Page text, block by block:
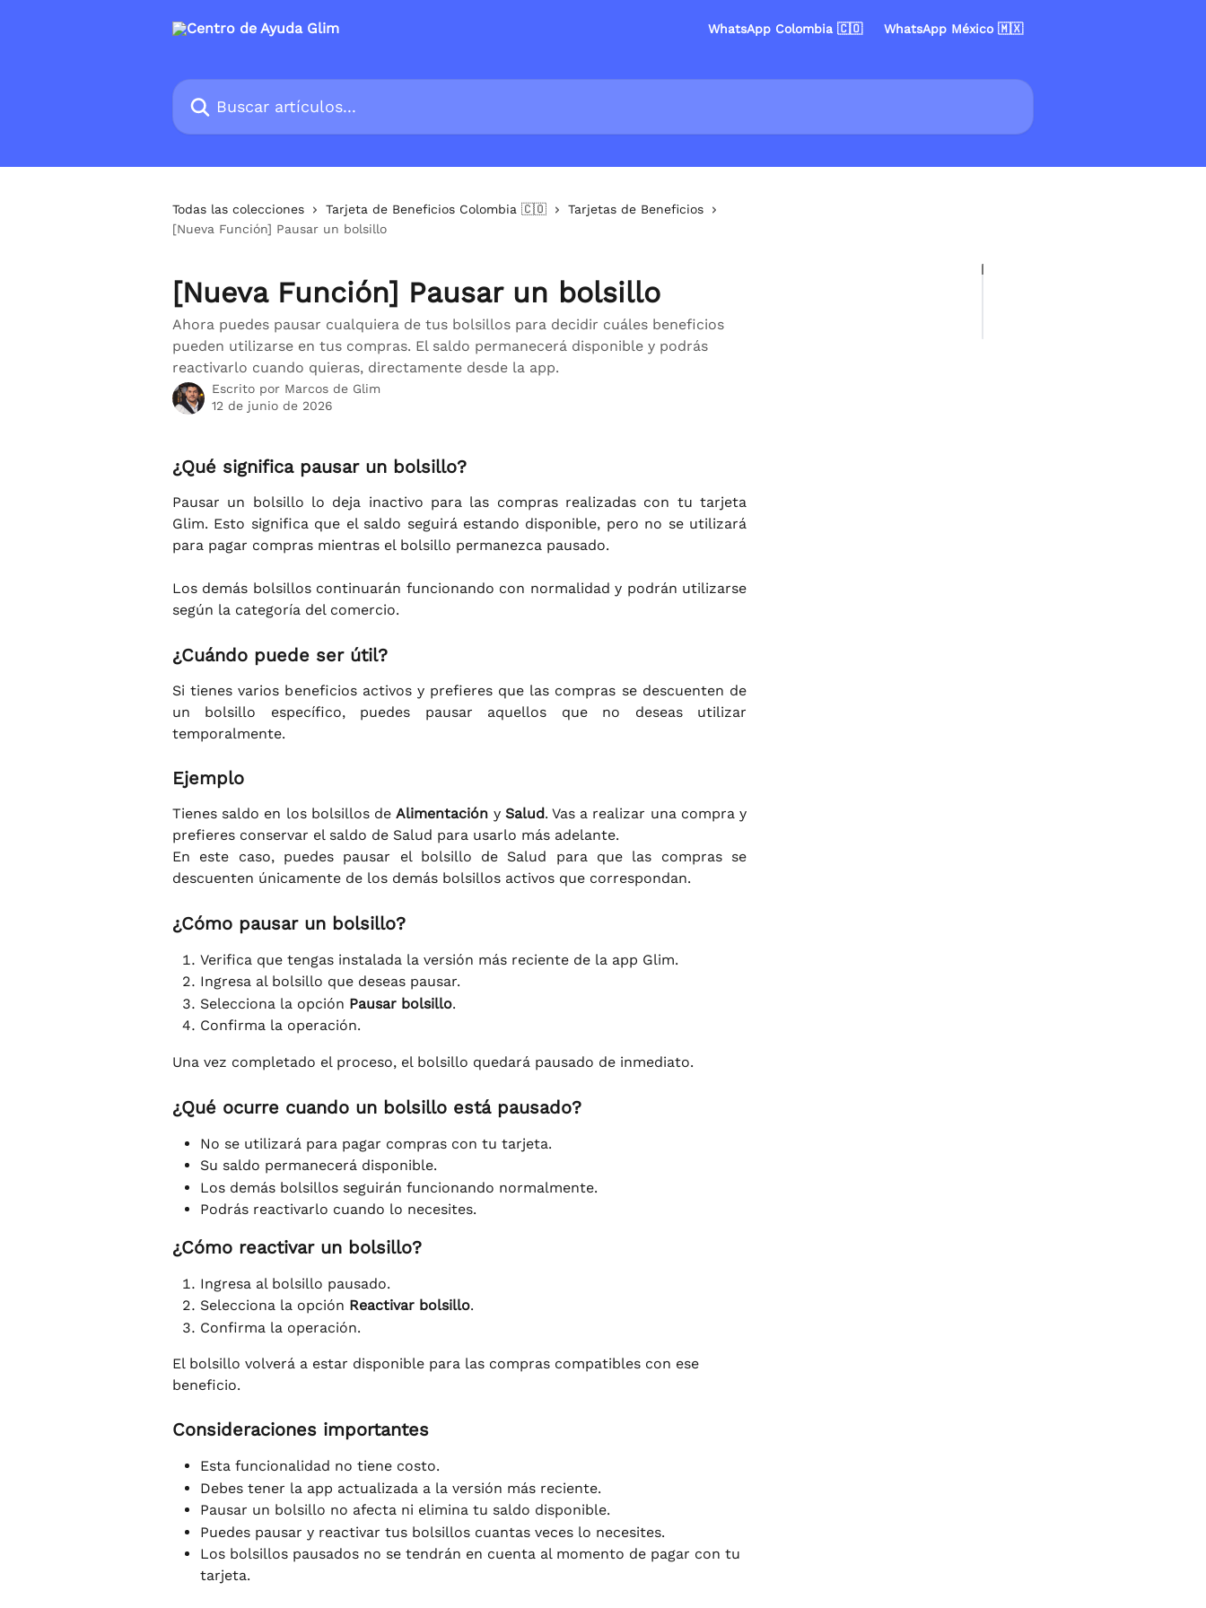
WhatsApp Colombia 🇨🇴 WhatsApp México 🇲🇽
Buscar artículos...
Todas las colecciones Tarjeta de Beneficios Colombia 🇨🇴
Tarjetas de Beneficios
[Nueva Función] Pausar un bolsillo
[Nueva Función] Pausar un bolsillo
Ahora puedes pausar cualquiera de tus bolsillos para decidir cuáles beneficios
pueden utilizarse en tus compras. El saldo permanecerá disponible y podrás
reactivarlo cuando quieras, directamente desde la app.
Escrito por Marcos de Glim
12 de junio de 2026
¿Qué significa pausar un bolsillo?
Pausar un bolsillo lo deja inactivo para las compras realizadas con tu tarjeta
Glim. Esto significa que el saldo seguirá estando disponible, pero no se utilizará
para pagar compras mientras el bolsillo permanezca pausado.
Los demás bolsillos continuarán funcionando con normalidad y podrán utilizarse
según la categoría del comercio.
¿Cuándo puede ser útil?
Si tienes varios beneficios activos y prefieres que las compras se descuenten de
un bolsillo específico, puedes pausar aquellos que no deseas utilizar
temporalmente.
Ejemplo
Tienes saldo en los bolsillos deAlimentación y Salud. Vas a realizar una compra y
prefieres conservar el saldo de Salud para usarlo más adelante.
En este caso, puedes pausar el bolsillo de Salud para que las compras se
descuenten únicamente de los demás bolsillos activos que correspondan.
¿Cómo pausar un bolsillo?
Verifica que tengas instalada la versión más reciente de la app Glim.
Ingresa al bolsillo que deseas pausar.
Selecciona la opción Pausar bolsillo.
Confirma la operación.
Una vez completado el proceso, el bolsillo quedará pausado de inmediato.
¿Qué ocurre cuando un bolsillo está pausado?
No se utilizará para pagar compras con tu tarjeta.
Su saldo permanecerá disponible.
Los demás bolsillos seguirán funcionando normalmente.
Podrás reactivarlo cuando lo necesites.
¿Cómo reactivar un bolsillo?
Ingresa al bolsillo pausado.
Selecciona la opción Reactivar bolsillo.
Confirma la operación.
El bolsillo volverá a estar disponible para las compras compatibles con ese
beneficio.
Consideraciones importantes
Esta funcionalidad no tiene costo.
Debes tener la app actualizada a la versión más reciente.
Pausar un bolsillo no afecta ni elimina tu saldo disponible.
Puedes pausar y reactivar tus bolsillos cuantas veces lo necesites.
Los bolsillos pausados no se tendrán en cuenta al momento de pagar con tu
tarjeta.